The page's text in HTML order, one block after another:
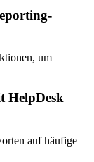
um
HelpDesk
auf häufige